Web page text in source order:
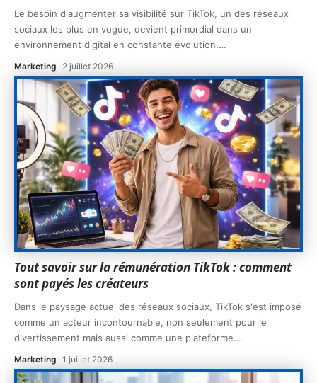
Le besoin d'augmenter sa visibilité sur TikTok, un des réseaux
sociaux les plus en vogue, devient primordial dans un
environnement digital en constante évolution.…
Marketing 2 juillet 2026
Tout savoir sur la rémunération TikTok : comment
sont payés les créateurs
Dans le paysage actuel des réseaux sociaux, TikTok s'est imposé
comme un acteur incontournable, non seulement pour le
divertissement mais aussi comme une plateforme…
Marketing 1 juillet 2026